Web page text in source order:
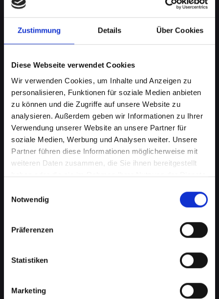
Zustimmung Details Über Cookies
Diese Webseite verwendet Cookies
Wir verwenden Cookies, um Inhalte und Anzeigen zu
personalisieren, Funktionen für soziale Medien anbieten
zu können und die Zugriffe auf unsere Website zu
analysieren. Außerdem geben wir Informationen zu Ihrer
Verwendung unserer Website an unsere Partner für
soziale Medien, Werbung und Analysen weiter. Unsere
Partner führen diese Informationen möglicherweise mit
weiteren Daten zusammen, die Sie ihnen bereitgestellt
haben oder die sie im Rahmen Ihrer Nutzung der Dienste
Notwendig
Präferenzen
Statistiken
Marketing
Ladebuchsenprobleme bei
Ihrem IPHONE-13-PRO-MAX in
Abtenau? Schnelle Reparatur
Ein häufiges Problem bei Smartphones ist die
bedeuten, dass Ihr IPHONE-13-PRO-MAX nicht